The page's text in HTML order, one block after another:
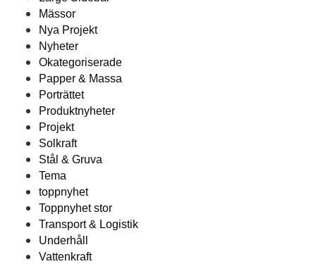
Mässor
Nya Projekt
Nyheter
Okategoriserade
Papper & Massa
Porträttet
Produktnyheter
Projekt
Solkraft
Stål & Gruva
Tema
toppnyhet
Toppnyhet stor
Transport & Logistik
Underhåll
Vattenkraft